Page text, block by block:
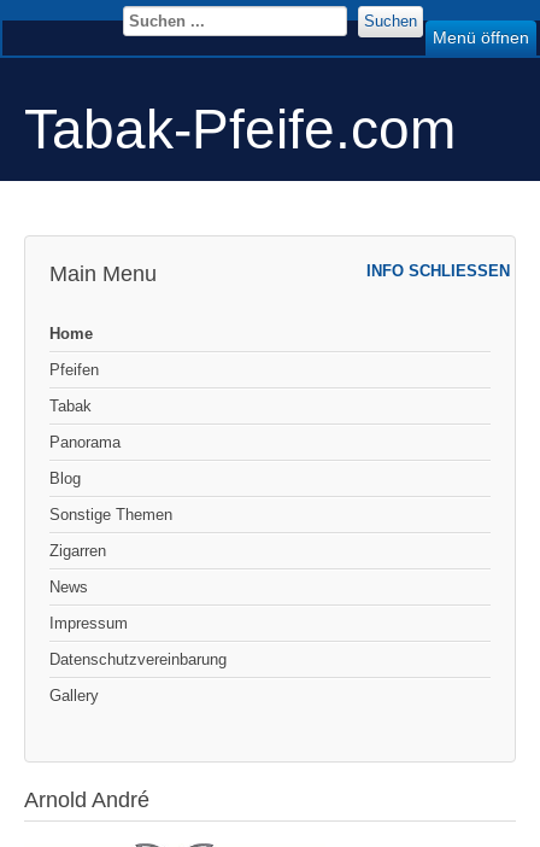
Tabak-Pfeife.com
Suchen
Menü öffnen
Main Menu
Home
Pfeifen
Tabak
Panorama
Blog
Sonstige Themen
Zigarren
News
Impressum
Datenschutzvereinbarung
Gallery
Arnold André
INFO SCHLIESSEN